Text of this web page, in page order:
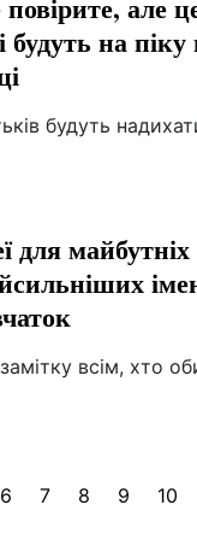
будуть на
будуть
​​для
всім, хто
6 7 8 9 10